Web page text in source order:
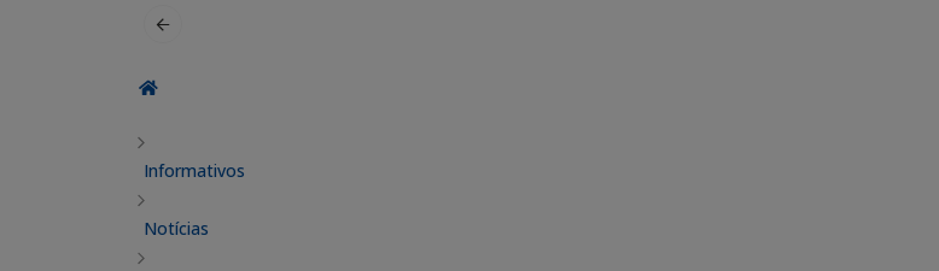
Informativos
Notícias